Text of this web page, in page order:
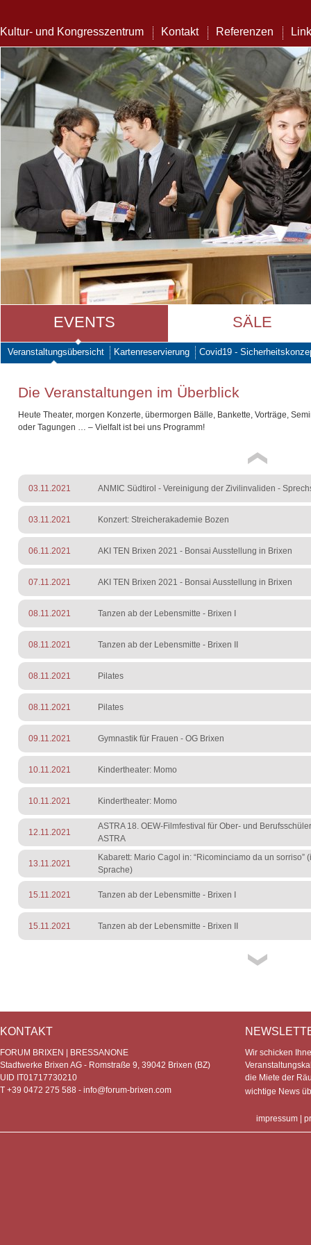
Kultur- und Kongresszentrum Kontakt Referenzen
EVENTS SÄLE
Veranstaltungsübersicht Kartenreservierung Covid19 -
Die Veranstaltungen im Überblick
Heute Theater, morgen Konzerte, übermorgen Bälle, Bankette, Vorträge,
oder Tagungen … – Vielfalt ist bei uns Programm!
03.11.2021 ANMIC Südtirol - Vereinigung der Zivilinvaliden -
03.11.2021 Konzert: Streicherakademie Bozen
06.11.2021 AKI TEN Brixen 2021 - Bonsai Ausstellung in Brixen
07.11.2021 AKI TEN Brixen 2021 - Bonsai Ausstellung in Brixen
08.11.2021 Tanzen ab der Lebensmitte - Brixen I
08.11.2021 Tanzen ab der Lebensmitte - Brixen II
08.11.2021 Pilates
08.11.2021 Pilates
09.11.2021 Gymnastik für Frauen - OG Brixen
10.11.2021 Kindertheater: Momo
10.11.2021 Kindertheater: Momo
12.11.2021
ASTRA 18. OEW-Filmfestival für Ober- und
ASTRA
13.11.2021
Kabarett: Mario Cagol in: “Ricominciamo da un sorriso”
Sprache)
15.11.2021 Tanzen ab der Lebensmitte - Brixen I
15.11.2021 Tanzen ab der Lebensmitte - Brixen II
KONTAKT
FORUM BRIXEN | BRESSANONE
Stadtwerke Brixen AG - Romstraße 9, 39042 Brixen (BZ)
UID IT01717730210
T +39 0472 275 588 - info@forum-brixen.com
Wir schicken
die Miete der
wichtige News
impressum